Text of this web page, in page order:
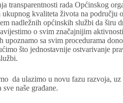
transparentnosti rada Općinskog
ukupnog kvaliteta života na području
nadležnih općinskih službi da širu
o svim značajnijim
upoznamo sa svim procedurama
što jednostavnije ostvarivanje
da ulazimo u novu fazu razvoja,
naše građane.